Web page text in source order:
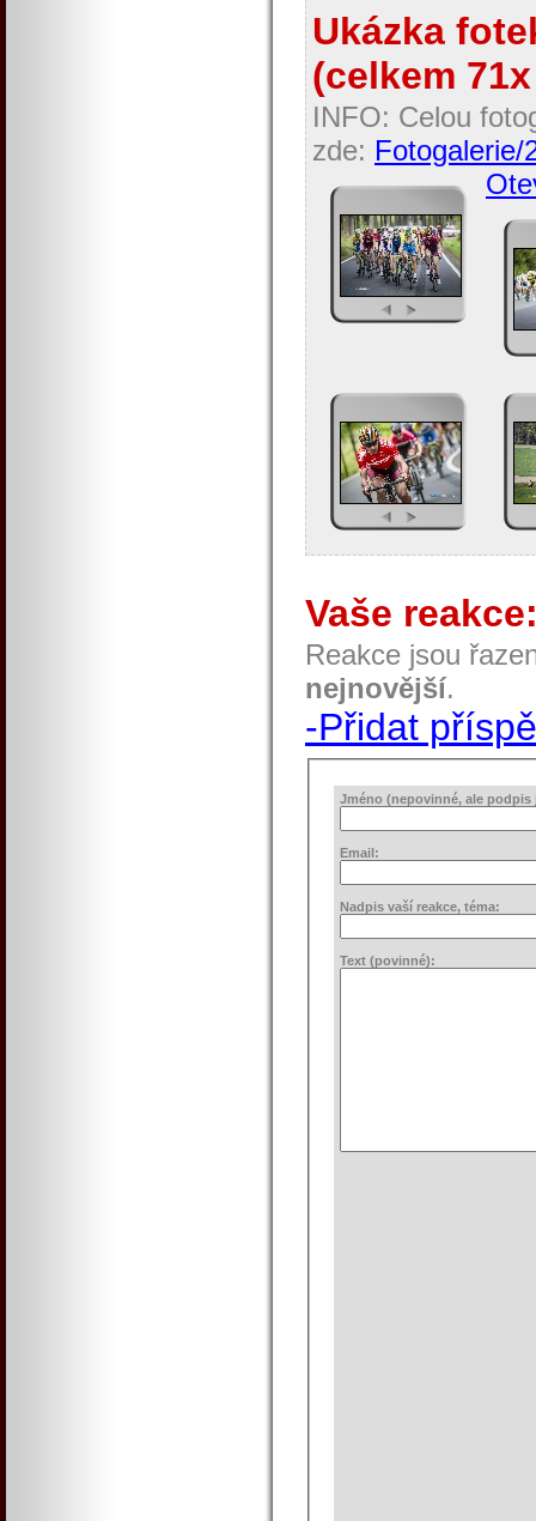
Ukázka
(celkem
INFO: Celou
zde: Fotogalerie/
Vaše
Reakce jsou
nejnovější.
-Přidat
Jméno (nepovinné, ale podpis
Email:
Nadpis vaší reakce, téma:
Text (povinné):